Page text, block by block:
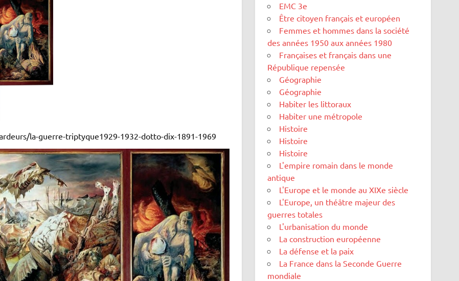
la-guerre-triptyque1929-1932-dotto-dix-1891-1969
EMC 3e
Être citoyen français et européen
Femmes et hommes dans la société
des années 1950 aux années 1980
Françaises et français dans une
République repensée
Géographie
Géographie
Habiter les littoraux
Habiter une métropole
Histoire
Histoire
Histoire
L'empire romain dans le monde
antique
L'Europe et le monde au XIXe siècle
L'Europe, un théâtre majeur des
guerres totales
L'urbanisation du monde
La construction européenne
La défense et la paix
La France dans la Seconde Guerre
mondiale